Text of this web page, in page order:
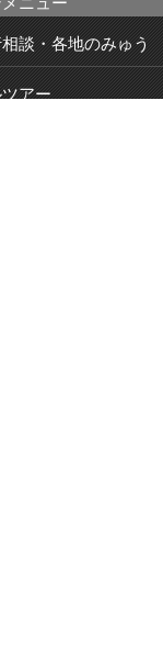
談・各地のみゅう
アー